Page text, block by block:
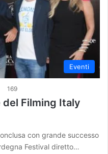
Eventi
169
del Filming Italy
con grande successo
Festival diretto…